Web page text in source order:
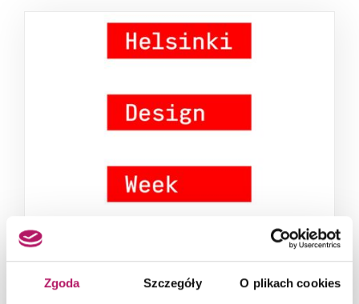
Zgoda Szczegóły O plikach cookies
Helsinki Design Week 2026